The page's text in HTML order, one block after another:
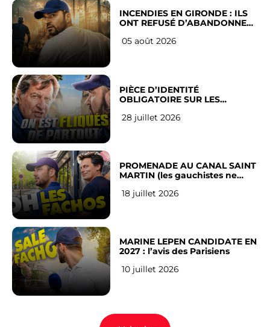
INCENDIES EN GIRONDE : ILS
ONT REFUSÉ D’ABANDONNER
05 août 2026
PIÈCE D’IDENTITÉ
OBLIGATOIRE SUR LES
Français
28 juillet 2026
PROMENADE AU CANAL SAINT
MARTIN (les gauchistes ne
18 juillet 2026
MARINE LEPEN CANDIDATE EN
2027 : l’avis des Parisiens
10 juillet 2026